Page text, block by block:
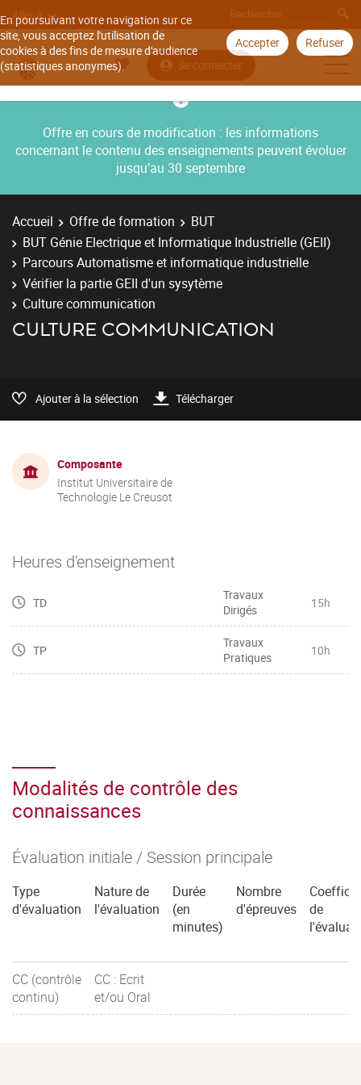
En poursuivant votre navigation sur ce
site, vous acceptez l'utilisation de
cookies à des fins de mesure d'audience
(statistiques anonymes).
Accepter Refuser
Aller à
Se connecter
Offre en cours de modification : les informations
concernant le contenu des enseignements peuvent évoluer
jusqu’au 30 septembre
Accueil Offre de formation
BUT
BUT Génie Electrique et Informatique Industrielle (GEII)
Parcours Automatisme et informatique industrielle
Vérifier la partie GEII d'un sysytème
Culture communication
CULTURE COMMUNICATION
Ajouter à la sélection Télécharger
Composante
Institut Universitaire de
Technologie Le Creusot
Heures d'enseignement
TD
Travaux
Dirigés
15h
TP
Travaux
Pratiques
10h
Modalités de contrôle des
connaissances
Évaluation initiale / Session principale
Type
d'évaluation
Nature de
l'évaluation
Durée
(en
minutes)
Nombre
d'épreuves
de
CC (contrôle
continu)
CC : Ecrit
et/ou Oral